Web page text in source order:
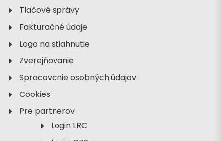
Tlačové správy
Fakturačné údaje
Logo na stiahnutie
Zverejňovanie
Spracovanie osobných údajov
Cookies
Pre partnerov
Login LRC